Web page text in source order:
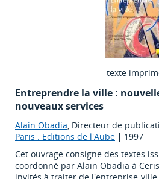
texte
Entreprendre la ville :
nouveaux services
Alain Obadia, Directeur de
Paris : Editions de l'Aube | 1997
Cet ouvrage consigne des textes
coordonné par Alain Obadia à